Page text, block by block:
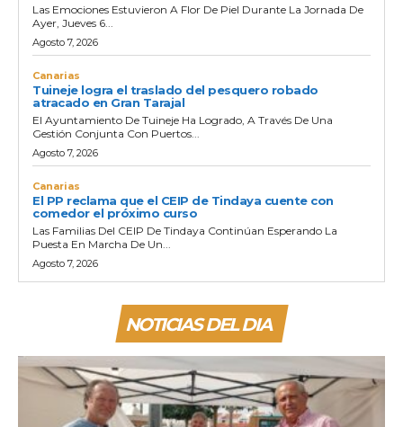
Las Emociones Estuvieron A Flor De Piel Durante La Jornada De
Ayer, Jueves 6...
Agosto 7, 2026
Canarias
Tuineje logra el traslado del pesquero robado
atracado en Gran Tarajal
El Ayuntamiento De Tuineje Ha Logrado, A Través De Una
Gestión Conjunta Con Puertos...
Agosto 7, 2026
Canarias
El PP reclama que el CEIP de Tindaya cuente con
comedor el próximo curso
Las Familias Del CEIP De Tindaya Continúan Esperando La
Puesta En Marcha De Un...
Agosto 7, 2026
NOTICIAS DEL DIA